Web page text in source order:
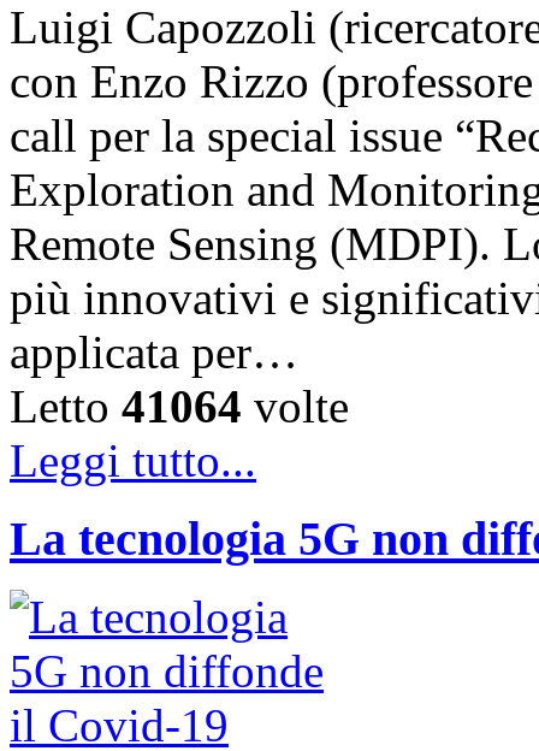
Luigi Capozzoli
con Enzo Rizzo
call per la special issue
Exploration and
Remote Sensing (MDPI).
più innovativi e
applicata per…
Letto 41064 volte
Leggi tutto...
La tecnologia 5G non